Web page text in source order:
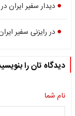
دیدار سفیر ایران
در رایزنی سفیر
دیدگاه تان را
نام شما